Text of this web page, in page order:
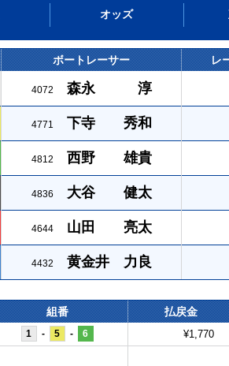
オッズ
ボートレーサー レ
4072 森永 淳
4771 下寺 秀和
4812 西野 雄貴
4836 大谷 健太
4644 山田 亮太
4432 黄金井 力良
組番 払戻金
1 - 5 - 6 ¥1,770